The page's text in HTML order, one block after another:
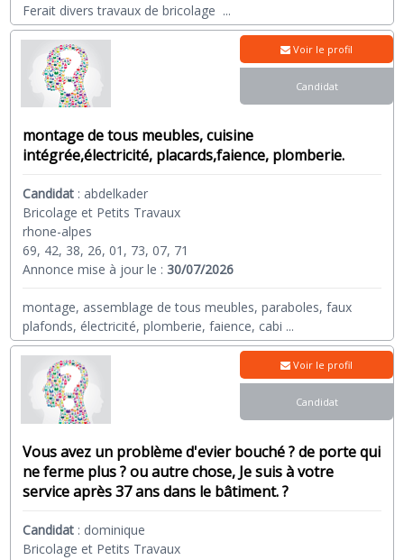
Ferait divers travaux de bricolage ...
montage de tous meubles, cuisine
intégrée,électricité, placards,faience, plomberie.
Candidat : abdelkader
Bricolage et Petits Travaux
rhone-alpes
69, 42, 38, 26, 01, 73, 07, 71
Annonce mise à jour le :30/07/2026
montage, assemblage de tous meubles, paraboles, faux
plafonds, électricité, plomberie, faience, cabi ...
Voir le profil
Candidat
Vous avez un problème d'evier bouché ? de porte qui
ne ferme plus ? ou autre chose, Je suis à votre
service après 37 ans dans le bâtiment. ?
Candidat : dominique
Bricolage et Petits Travaux
Voir le profil
Candidat